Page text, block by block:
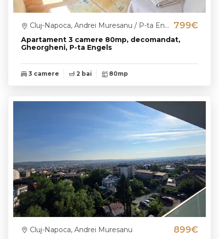
Apartament 3 camere 80mp, decomandat,
Gheorgheni, P-ta Engels
Cluj-Napoca, Andrei Muresanu / P-ta Engels 799€
3 camere 2 bai 80mp
Cluj-Napoca, Andrei Muresanu 899€